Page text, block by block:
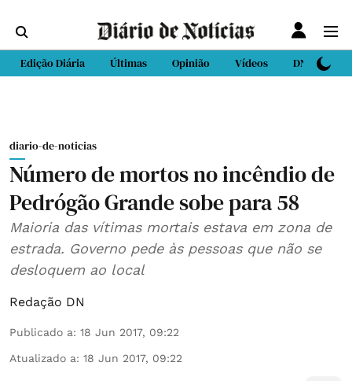
Edição Diária Últimas Opinião Vídeos DN Sport
diario-de-noticias
Número de mortos no incêndio de
Pedrógão Grande sobe para 58
Maioria das vítimas mortais estava em zona de
estrada. Governo pede às pessoas que não se
desloquem ao local
Redação DN
Publicado a: 18 Jun 2017, 09:22
Atualizado a: 18 Jun 2017, 09:22